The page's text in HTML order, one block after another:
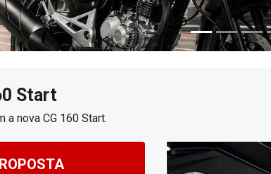
Start
a nova CG 160 Start.